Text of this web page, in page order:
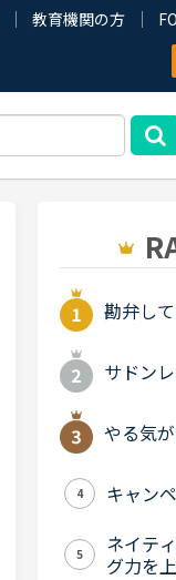
教育機関の方
勘弁し
サドン
やる気
4 キャン
5
ネイテ
グ力を